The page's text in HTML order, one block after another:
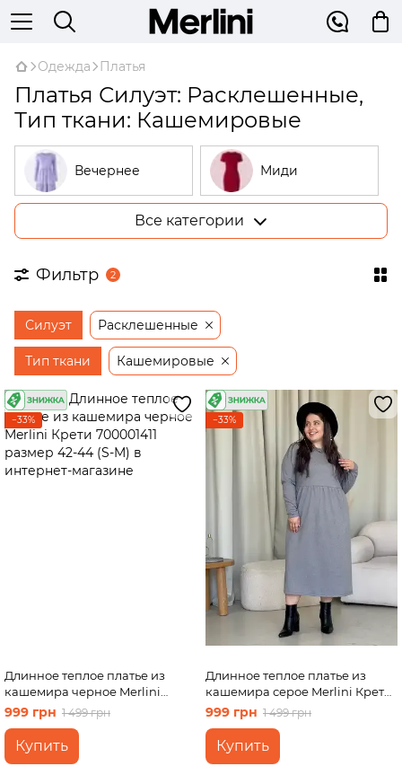
Одежда Платья
Платья Силуэт: Расклешенные,
Тип ткани: Кашемировые
Вечернее Миди
размеры
В рубчик
На запах
Бежевые
Платья-
трапеции
Все категории
Фильтр 2
Силуэт Расклешенные
Тип ткани Кашемировые
−33%
Длинное теплое платье из
кашемира черное Merlini
Крети 700001411 размер 42-44
999 грн 1 499 грн
Купить
−33%
Длинное теплое платье из
кашемира серое Merlini Крети
700001412 размер 46-48 (L-XL)
999 грн 1 499 грн
Купить